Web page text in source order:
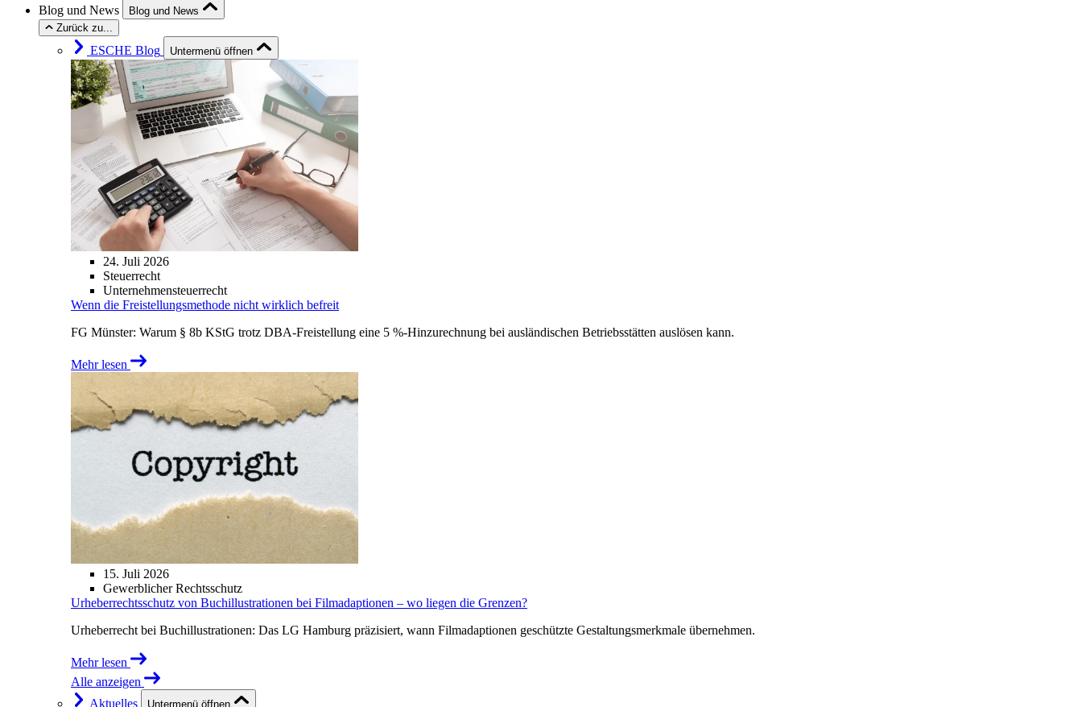
Blog und News
Blog und News
Zurück zu...
ESCHE Blog Untermenü öffnen
24. Juli 2026
Steuerrecht
Unternehmensteuerrecht
Wenn die Freistellungsmethode nicht wirklich befreit
FG Münster: Warum § 8b KStG trotz DBA-Freistellung eine 5 %-Hinzurechnung bei ausländischen Betriebsstätten auslösen kann.
Mehr lesen
15. Juli 2026
Gewerblicher Rechtsschutz
Urheberrechtsschutz von Buchillustrationen bei Filmadaptionen – wo liegen die Grenzen?
Urheberrecht bei Buchillustrationen: Das LG Hamburg präzisiert, wann Filmadaptionen geschützte Gestaltungsmerkmale übernehmen.
Mehr lesen
Alle anzeigen
Aktuelles
Untermenü öffnen